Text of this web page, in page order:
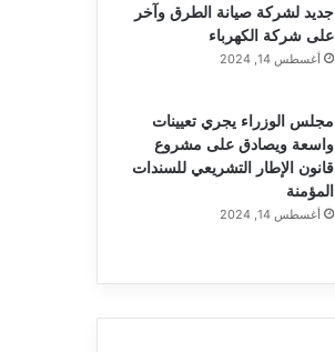
جديد لشركة صيانة الطرق وآخر
على شركة الكهرباء
أغسطس 14, 2024
مجلس الوزراء يجري تعيينات
واسعة ويصادق على مشروع
قانون الإطار التشريعي للسندات
المؤمنة
أغسطس 14, 2024